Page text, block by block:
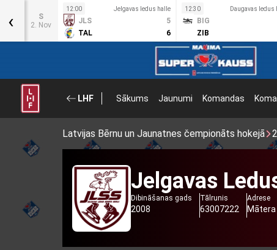
S
2. Nov
12:00 Jelgavas ledus halle
JLS
5
TAL
6
12:30 Daugavas ledus
BIG
ZIB
‹
LHF Sākums Jaunumi Komandas
Latvijas Bērnu un Jaunatnes čempionāts hokejā
Jelgavas
Dibināšanas gads
2008
Tālrunis
63007222
Adrese
Mātera